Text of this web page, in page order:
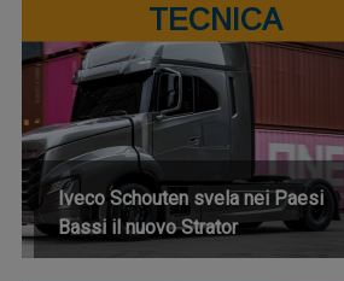
TECNICA
Iveco Schouten svela nei Paesi
Bassi il nuovo Strator